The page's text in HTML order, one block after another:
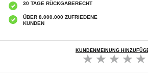
30 TAGE RÜCKGABERECHT
ÜBER 8.000.000 ZUFRIEDENE
KUNDEN
KUNDENMEINUNG